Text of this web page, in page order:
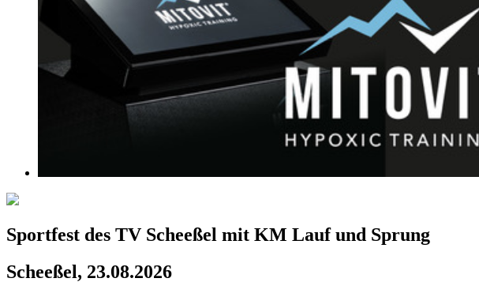
Sportfest des TV Scheeßel mit KM Lauf und Sprung
Scheeßel, 23.08.2026